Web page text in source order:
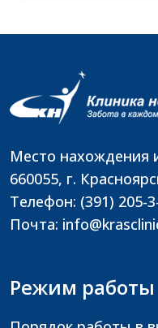
Место нахождения
660055, г.
Телефон: (391) 205-
Почта:
Режим работы